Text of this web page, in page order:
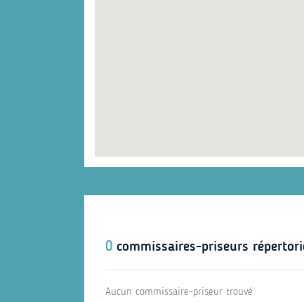
0 commissaires-priseurs
Aucun commissaire-priseur trouvé